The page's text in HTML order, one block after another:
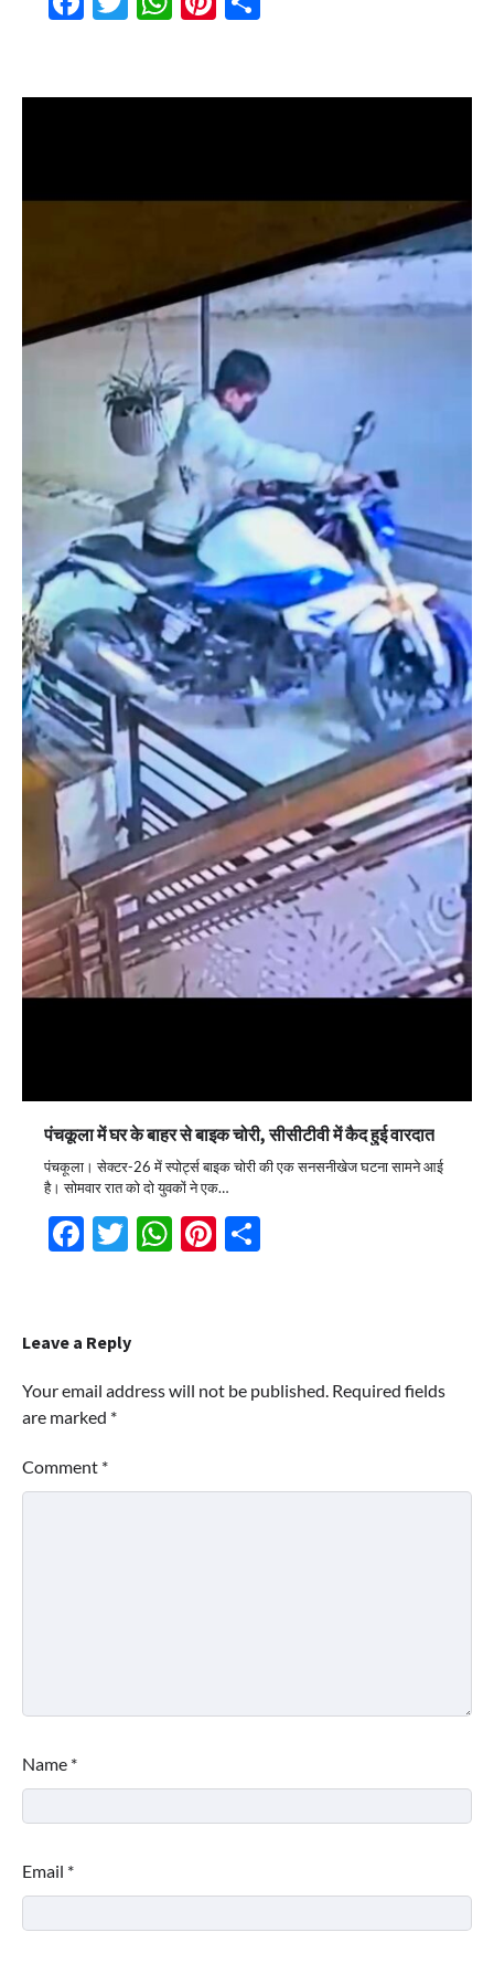
पंचकूला में घर के बाहर से बाइक चोरी, सीसीटीवी में कैद हुई वारदात
पंचकूला। सेक्टर-26 में स्पोर्ट्स बाइक चोरी की एक सनसनीखेज घटना सामने आई
है। सोमवार रात को दो युवकों ने एक…
Facebook
Twitter
WhatsApp
Pinterest
Leave a Reply
Your email address will not be published. Required fields
are marked *
Comment *
Name *
Email *